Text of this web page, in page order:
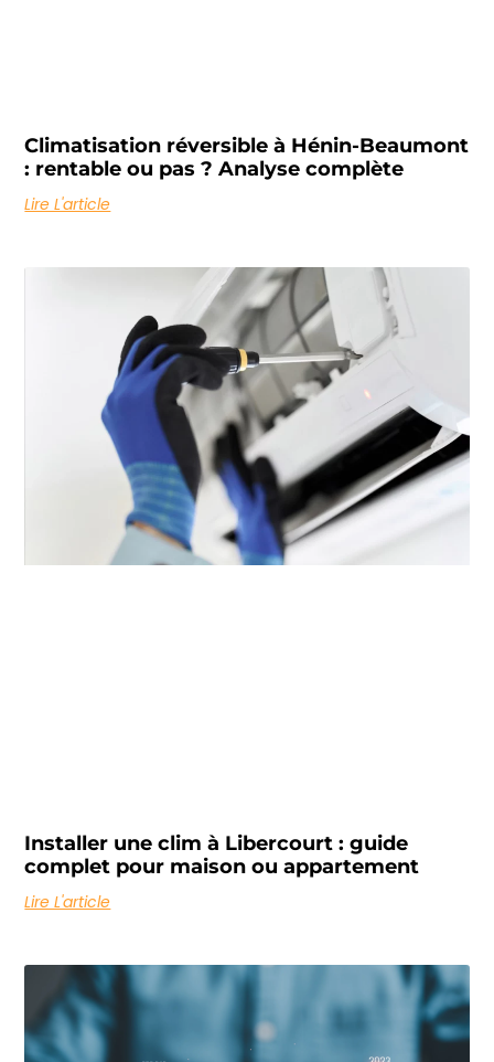
Climatisation réversible à Hénin-Beaumont
: rentable ou pas ? Analyse complète
Lire L'article
Installer une clim à Libercourt : guide
complet pour maison ou appartement
Lire L'article